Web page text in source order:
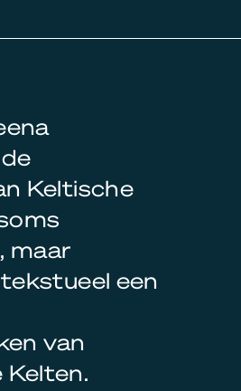
Keltische
maar
een
van
Kelten.